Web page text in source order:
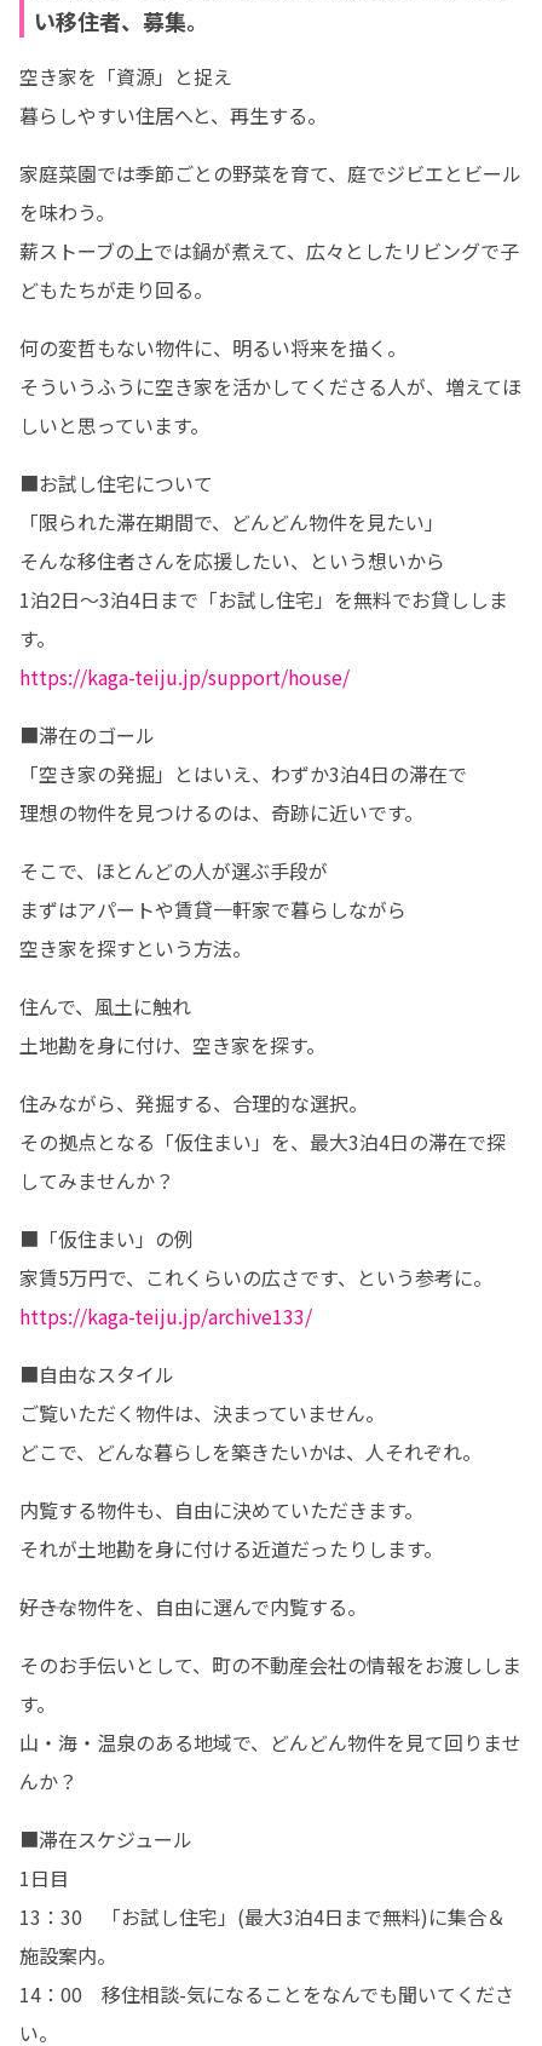
い移住者、募集。
空き家を「資源」と捉え
暮らしやすい住居へと、再生する。
家庭菜園では季節ごとの野菜を育て、庭でジビエとビール
を味わう。
薪ストーブの上では鍋が煮えて、広々としたリビングで子
どもたちが走り回る。
何の変哲もない物件に、明るい将来を描く。
そういうふうに空き家を活かしてくださる人が、増えてほ
しいと思っています。
■お試し住宅について
「限られた滞在期間で、どんどん物件を見たい」
そんな移住者さんを応援したい、という想いから
1泊2日～3泊4日まで「お試し住宅」を無料でお貸ししま
https://kaga-teiju.jp/support/house/
■滞在のゴール
「空き家の発掘」とはいえ、わずか3泊4日の滞在で
理想の物件を見つけるのは、奇跡に近いです。
そこで、ほとんどの人が選ぶ手段が
まずはアパートや賃貸一軒家で暮らしながら
空き家を探すという方法。
住んで、風土に触れ
土地勘を身に付け、空き家を探す。
住みながら、発掘する、合理的な選択。
その拠点となる「仮住まい」を、最大3泊4日の滞在で探
してみませんか？
■「仮住まい」の例
https://kaga-teiju.jp/archive133/
■自由なスタイル
ご覧いただく物件は、決まっていません。
どこで、どんな暮らしを築きたいかは、人それぞれ。
内覧する物件も、自由に決めていただきます。
それが土地勘を身に付ける近道だったりします。
―――好きな物件を、自由に選んで内覧する。
そのお手伝いとして、町の不動産会社の情報をお渡ししま
す。
山・海・温泉のある地域で、どんどん物件を見て回りませ
んか？
■滞在スケジュール
1日目
13：30　「お試し住宅」(最大3泊4日まで無料)に集合＆
施設案内。
14：00　移住相談-気になることをなんでも聞いてくださ
い。